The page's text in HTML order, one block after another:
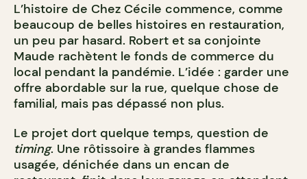
L’histoire de Chez Cécile commence, comme
beaucoup de belles histoires en restauration,
un peu par hasard. Robert et sa conjointe
Maude rachètent le fonds de commerce du
local pendant la pandémie. L’idée : garder une
offre abordable sur la rue, quelque chose de
familial, mais pas dépassé non plus.
Le projet dort quelque temps, question de
timing. Une rôtissoire à grandes flammes
usagée, dénichée dans un encan de